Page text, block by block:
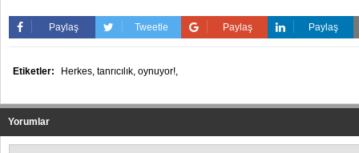
Paylaş Tweetle Paylaş Paylaş
Etiketler: Herkes, tanrıcılık, oynuyor!,
Yorumlar